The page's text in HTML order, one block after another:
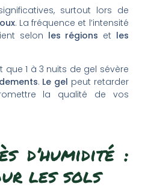
surtout lors de
. La fréquence et l’intensité
selon les régions et les
1 à 3 nuits de gel sévère
. Le gel peut retarder
la qualité de vos
d’humidité :
les sols